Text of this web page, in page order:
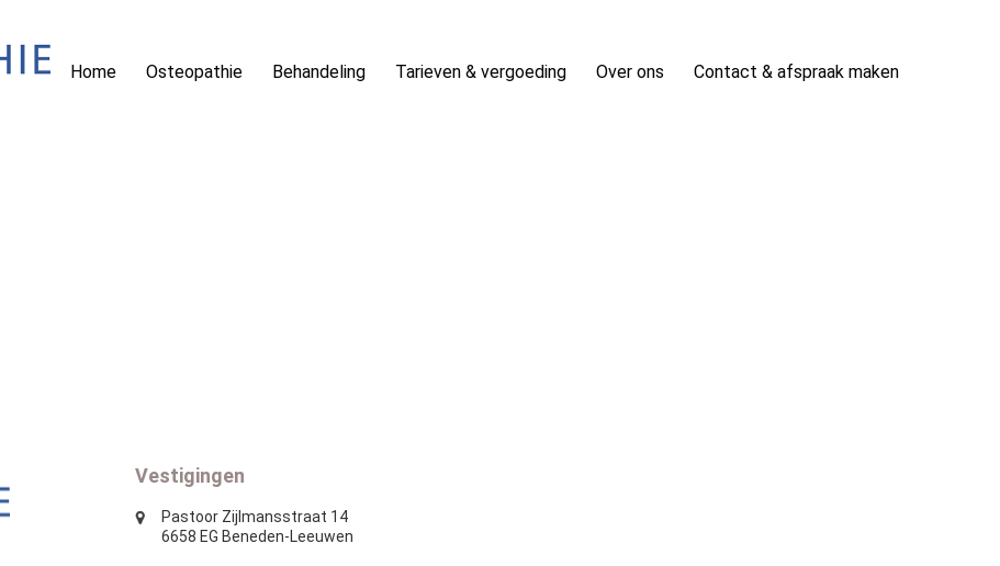
Home Osteopathie Behandeling Tarieven & vergoeding Over ons Contact & afspraak maken
Vestigingen
Pastoor Zijlmansstraat 14
6658 EG Beneden-Leeuwen